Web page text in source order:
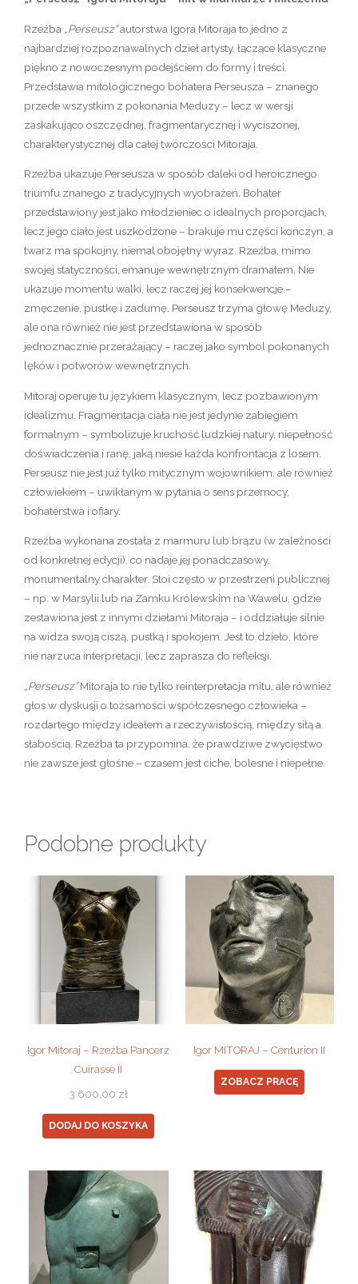
Rzeźba „Perseusz”autorstwa Igora Mitoraja to jedno z
najbardziej rozpoznawalnych dzieł artysty, łączące klasyczne
piękno z nowoczesnym podejściem do formy i treści.
Przedstawia mitologicznego bohatera Perseusza – znanego
przede wszystkim z pokonania Meduzy – lecz w wersji
zaskakująco oszczędnej, fragmentarycznej i wyciszonej,
charakterystycznej dla całej twórczości Mitoraja.
Rzeźba ukazuje Perseusza w sposób daleki od heroicznego
triumfu znanego z tradycyjnych wyobrażeń. Bohater
przedstawiony jest jako młodzieniec o idealnych proporcjach,
lecz jego ciało jest uszkodzone – brakuje mu części kończyn, a
twarz ma spokojny, niemal obojętny wyraz. Rzeźba, mimo
swojej statyczności, emanuje wewnętrznym dramatem. Nie
ukazuje momentu walki, lecz raczej jej konsekwencje –
zmęczenie, pustkę i zadumę. Perseusz trzyma głowę Meduzy,
ale ona również nie jest przedstawiona w sposób
jednoznacznie przerażający – raczej jako symbol pokonanych
lęków i potworów wewnętrznych.
Mitoraj operuje tu językiem klasycznym, lecz pozbawionym
idealizmu. Fragmentacja ciała nie jest jedynie zabiegiem
formalnym – symbolizuje kruchość ludzkiej natury, niepełność
doświadczenia i ranę, jaką niesie każda konfrontacja z losem.
Perseusz nie jest już tylko mitycznym wojownikiem, ale również
człowiekiem – uwikłanym w pytania o sens przemocy,
bohaterstwa i ofiary.
Rzeźba wykonana została z marmuru lub brązu (w zależności
od konkretnej edycji), co nadaje jej ponadczasowy,
monumentalny charakter. Stoi często w przestrzeni publicznej
– np. w Marsylii lub na Zamku Królewskim na Wawelu, gdzie
zestawiona jest z innymi dziełami Mitoraja – i oddziałuje silnie
na widza swoją ciszą, pustką i spokojem. Jest to dzieło, które
nie narzuca interpretacji, lecz zaprasza do refleksji.
„Perseusz”Mitoraja to nie tylko reinterpretacja mitu, ale również
głos w dyskusji o tożsamości współczesnego człowieka –
rozdartego między ideałem a rzeczywistością, między siłą a
słabością. Rzeźba ta przypomina, że prawdziwe zwycięstwo
nie zawsze jest głośne – czasem jest ciche, bolesne i niepełne.
Podobne produkty
Igor Mitoraj – Rzeźba Pancerz
Cuirasse II
3 600,00 zł
DODAJ DO KOSZYKA
Igor MITORAJ – Centurion II
ZOBACZ PRACĘ